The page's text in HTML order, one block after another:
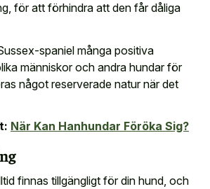
för att förhindra att den får dåliga
spaniel många positiva
människor och andra hundar för
något reserverade natur när det
När Kan Hanhundar Föröka Sig?
finnas tillgängligt för din hund, och